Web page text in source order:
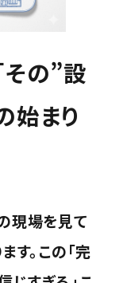
その”設
始まり
現場を見て
す。この「完